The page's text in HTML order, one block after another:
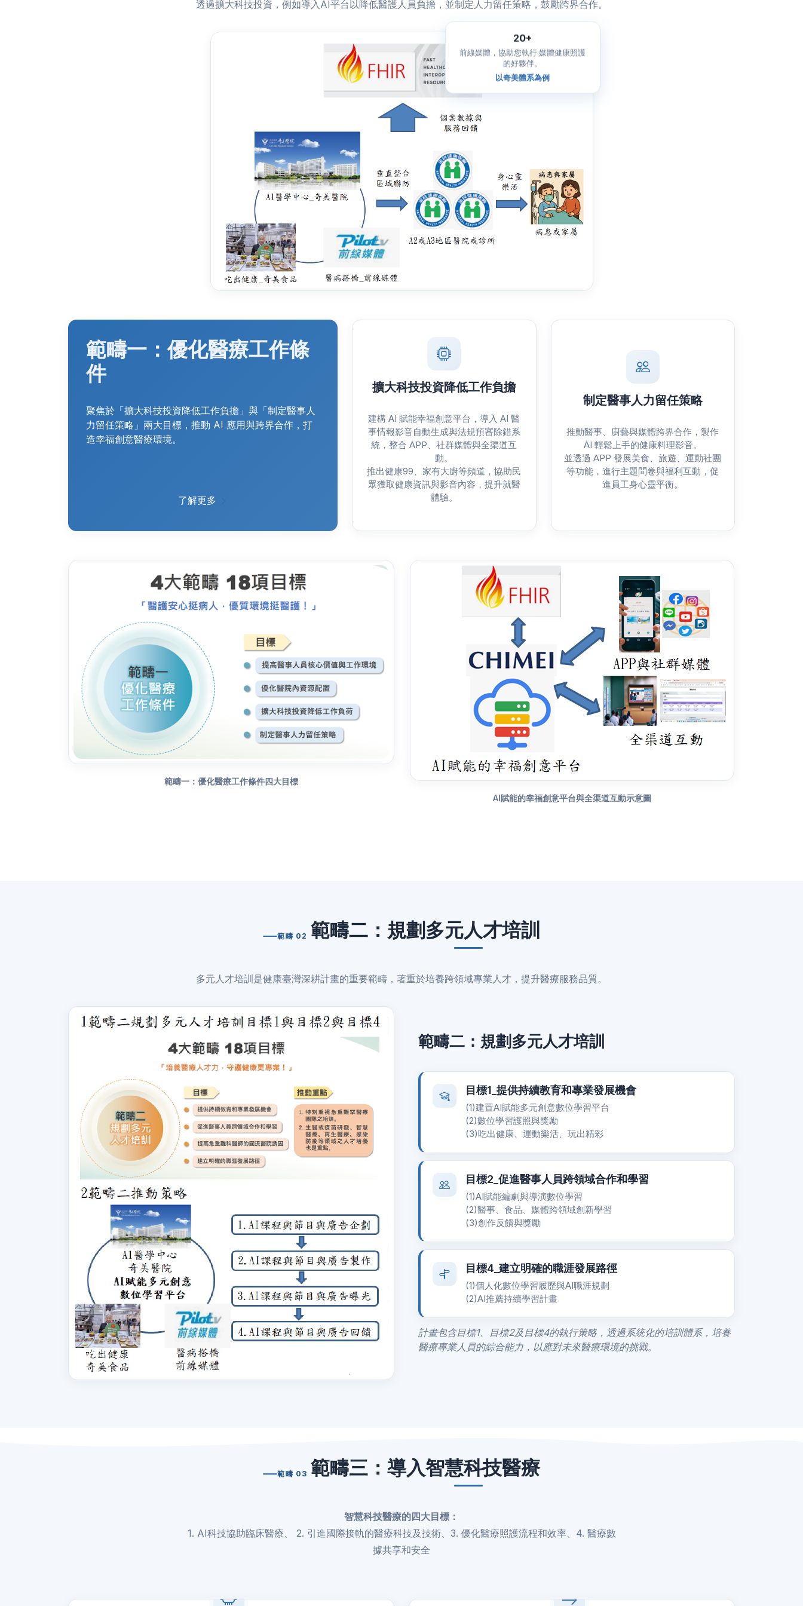
透過擴大科技投資，例如導入AI平台以降低醫護人員負擔，並制定人力留任策略，鼓勵跨界合作。
20+
前線媒體，協助您執行:媒體健康照護
的好夥伴。
以奇美體系為例
範疇一：優化醫療工作條
件
聚焦於「擴大科技投資降低工作負擔」與「制定醫事人
力留任策略」兩大目標，推動 AI 應用與跨界合作，打
造幸福創意醫療環境。
了解更多
擴大科技投資降低工作負擔
建構 AI 賦能幸福創意平台，導入 AI 醫
事情報影音自動生成與法規預審除錯系
統，整合 APP、社群媒體與全渠道互
動。
推出健康99、家有大廚等頻道，協助民
眾獲取健康資訊與影音內容，提升就醫
體驗。
制定醫事人力留任策略
推動醫事、廚藝與媒體跨界合作，製作
AI 輕鬆上手的健康料理影音。
並透過 APP 發展美食、旅遊、運動社團
等功能，進行主題問卷與福利互動，促
進員工身心靈平衡。
範疇一：優化醫療工作條件四大目標
AI賦能的幸福創意平台與全渠道互動示意圖
範疇 02 範疇二：規劃多元人才培訓
多元人才培訓是健康臺灣深耕計畫的重要範疇，著重於培養跨領域專業人才，提升醫療服務品質。
範疇二：規劃多元人才培訓
目標1_提供持續教育和專業發展機會
(1)建置AI賦能多元創意數位學習平台
(2)數位學習護照與獎勵
(3)吃出健康、運動樂活、玩出精彩
目標2_促進醫事人員跨領域合作和學習
(1)AI賦能編劇與導演數位學習
(2)醫事、食品、媒體跨領域創新學習
(3)創作反饋與獎勵
目標4_建立明確的職涯發展路徑
(1)個人化數位學習履歷與AI職涯規劃
(2)AI推薦持續學習計畫
計畫包含目標1、目標2及目標4的執行策略，透過系統化的培訓體系，培養
醫療專業人員的綜合能力，以應對未來醫療環境的挑戰。
範疇 03 範疇三：導入智慧科技醫療
智慧科技醫療的四大目標：
1. AI科技協助臨床醫療、 2. 引進國際接軌的醫療科技及技術、3. 優化醫療照護流程和效率、4. 醫療數
據共享和安全